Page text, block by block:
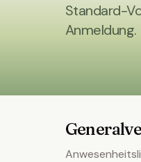
Standard-
Anmeldung.